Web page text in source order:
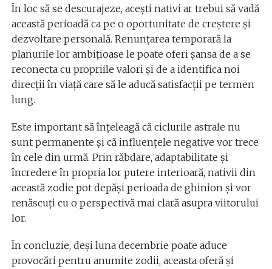
În loc să se descurajeze, acești nativi ar trebui să vadă
această perioadă ca pe o oportunitate de creștere și
dezvoltare personală. Renunțarea temporară la
planurile lor ambițioase le poate oferi șansa de a se
reconecta cu propriile valori și de a identifica noi
direcții în viață care să le aducă satisfacții pe termen
lung.
Este important să înțeleagă că ciclurile astrale nu
sunt permanente și că influențele negative vor trece
în cele din urmă. Prin răbdare, adaptabilitate și
încredere în propria lor putere interioară, nativii din
această zodie pot depăși perioada de ghinion și vor
renăscuți cu o perspectivă mai clară asupra viitorului
lor.
În concluzie, deși luna decembrie poate aduce
provocări pentru anumite zodii, aceasta oferă și